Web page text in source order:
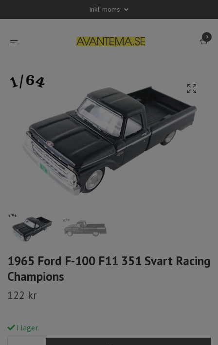
Inkl. moms
0
1965 Ford F-100 F11 351 Svart Racing
Champions
122 kr
I lager.